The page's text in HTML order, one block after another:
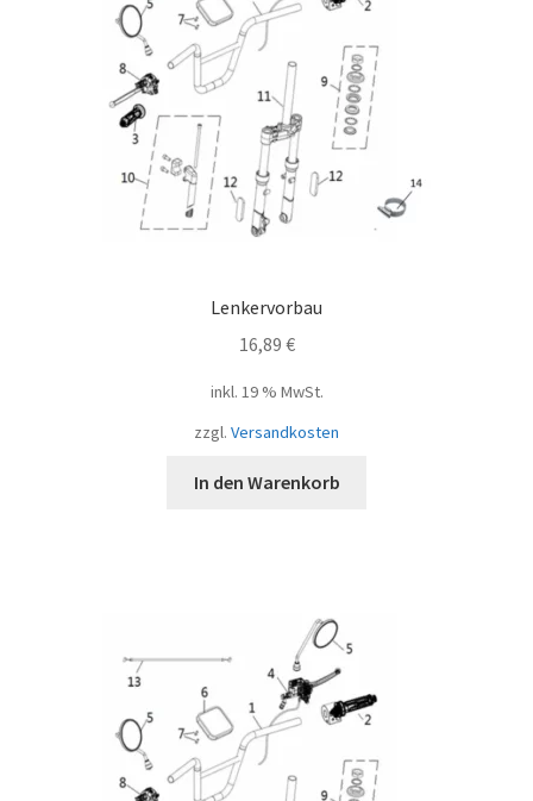
Lenkervorbau
16,89 €
inkl. 19 % MwSt.
zzgl. Versandkosten
In den Warenkorb